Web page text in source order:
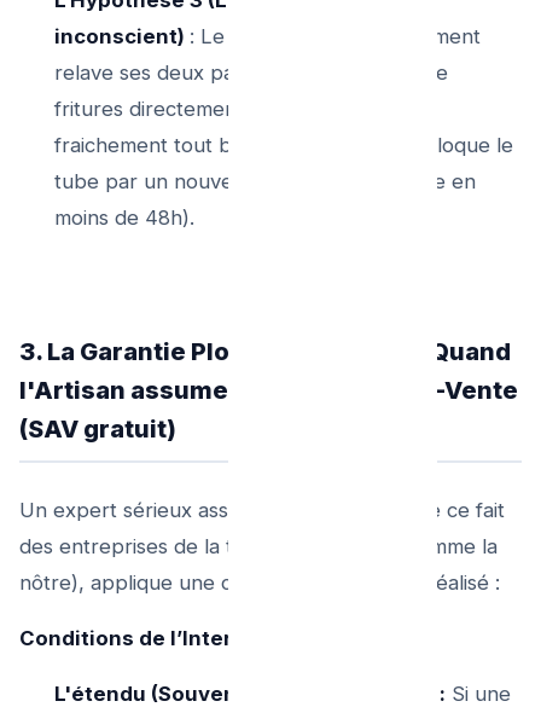
inconscient) : Le locataire de l’appartement
relave ses deux pannes de bain entier de
fritures directement au seau de l'évier
fraichement tout beau de la veille. (On bloque le
tube par un nouveau gâteau froid d'huile en
moins de 48h).
3. La Garantie Plombier Urgence : Quand
l'Artisan assume le Service Après-Vente
(SAV gratuit)
Un expert sérieux assume son expertise, de ce fait
des entreprises de la trempe Bruxoises (comme la
nôtre), applique une charte sur son travail réalisé :
Conditions de l’Intervention Garantie :
L'étendu (Souvent Entre 4 et 7 jours) : Si une